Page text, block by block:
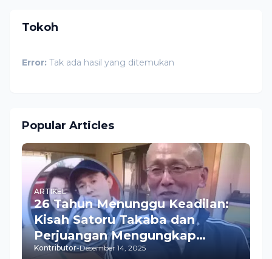
Tokoh
Error: Tak ada hasil yang ditemukan
Popular Articles
ARTIKEL
26 Tahun Menunggu Keadilan:
Kisah Satoru Takaba dan
Perjuangan Mengungkap
Pembunuhan Istrinya
Kontributor-Desember 14, 2025